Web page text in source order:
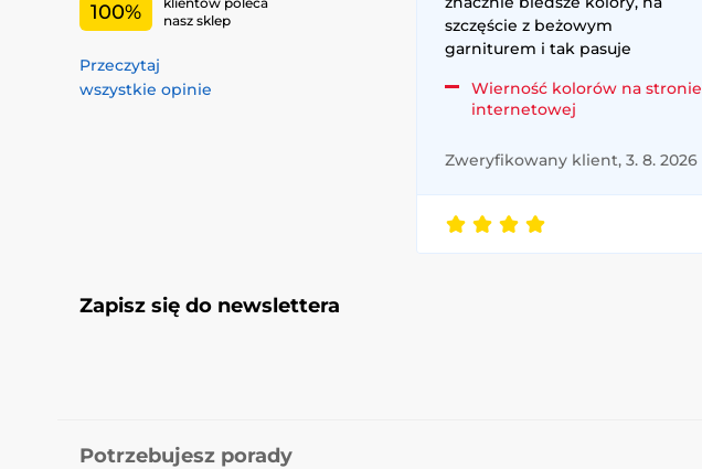
100%
nasz sklep
Przeczytaj
wszystkie opinie
szczęście z beżowym
garniturem i tak pasuje
Wierność kolorów na stronie
internetowej
Zweryfikowany klient, 3. 8. 2026
Zapisz się do newslettera
Potrzebujesz porady